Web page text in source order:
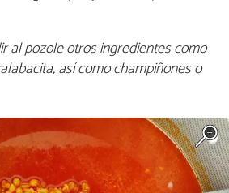
al pozole otros ingredientes como
así como champiñones o